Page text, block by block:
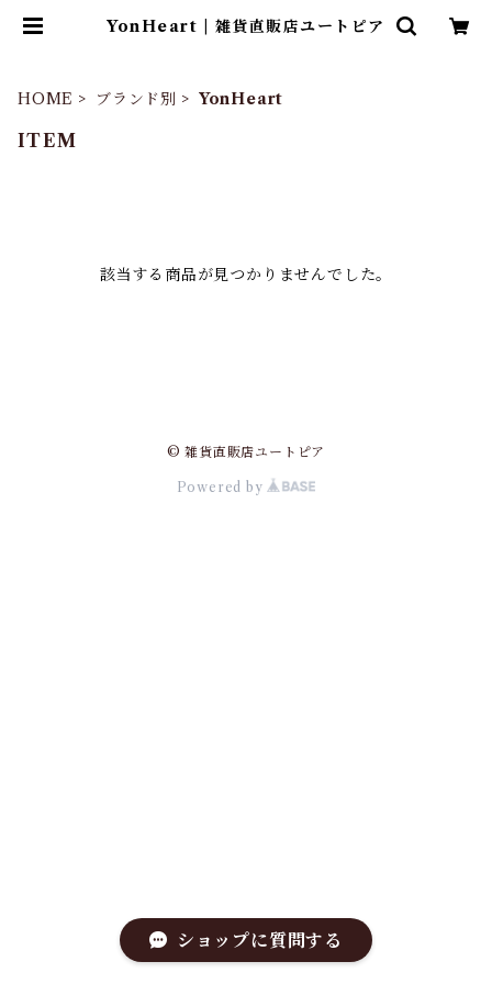
YonHeart | 雑貨直販店ユートピア
HOME ブランド別 YonHeart
ITEM
該当する商品が見つかりませんでした。
© 雑貨直販店ユートピア
Powered by
ショップに質問する